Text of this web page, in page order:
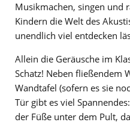
Musikmachen, singen und
Kindern die Welt des
unendlich viel entdecken
Allein die Geräusche im
Schatz! Neben fließendem
Wandtafel (sofern es sie
Tür gibt es viel
der Füße unter dem Pult,